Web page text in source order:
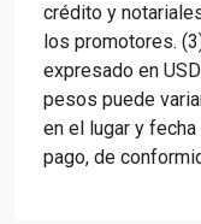
crédito y
los promotores.
expresado en
pesos puede
en el lugar y
pago, de